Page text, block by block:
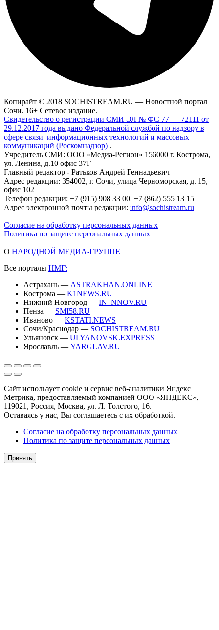
Копирайт © 2018 SOCHISTREAM.RU — Новостной портал
Сочи. 16+ Сетевое издание.
Свидетельство о регистрации СМИ ЭЛ № ФС 77 — 72111 от
29.12.2017 года выдано Федеральной службой по надзору в
сфере связи, информационных технологий и массовых
коммуникаций (Роскомнадзор) .
Учредитель СМИ: ООО «Медиа-Регион» 156000 г. Кострома,
ул. Ленина, д.10 офис 37Г
Главный редактор - Ратьков Андрей Геннадьевич
Адрес редакции: 354002, г. Сочи, улица Черноморская, д. 15,
офис 102
Телефон редакции: +7 (915) 908 33 00, +7 (862) 555 13 15
Адрес электронной почты редакции: info@sochistream.ru
Согласие на обработку персональных данных
Политика по защите персональных данных
О НАРОДНОЙ МЕДИА-ГРУППЕ
Все порталы НМГ:
Астрахань — ASTRAKHAN.ONLINE
Кострома — K1NEWS.RU
Нижний Новгород — IN_NNOV.RU
Пенза — SMI58.RU
Иваново — KSTATI.NEWS
Сочи/Краснодар — SOCHISTREAM.RU
Ульяновск — ULYANOVSK.EXPRESS
Ярославль — YARGLAV.RU
Сайт использует cookie и сервис веб-аналитики Яндекс
Метрика, предоставляемый компанией ООО «ЯНДЕКС»,
119021, Россия, Москва, ул. Л. Толстого, 16.
Оставаясь у нас, Вы соглашаетесь с их обработкой.
Согласие на обработку персональных данных
Политика по защите персональных данных
Принять